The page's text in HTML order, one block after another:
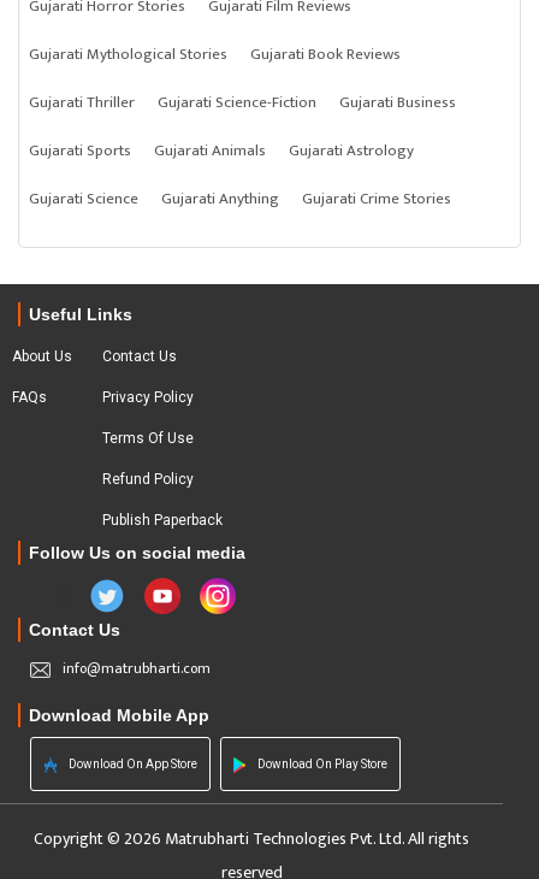
Gujarati Horror Stories
Gujarati Film Reviews
Gujarati Mythological Stories
Gujarati Book Reviews
Gujarati Thriller
Gujarati Science-Fiction
Gujarati Business
Gujarati Sports
Gujarati Animals
Gujarati Astrology
Gujarati Science
Gujarati Anything Gujarati Crime Stories
Useful Links
About Us
FAQs
Contact Us
Privacy Policy
Terms Of Use
Refund Policy
Publish Paperback
Follow Us on social media
Contact Us
info@matrubharti.com
Download Mobile App
Download On App Store Download On Play Store
Copyright © 2026 Matrubharti Technologies Pvt. Ltd. All rights
reserved